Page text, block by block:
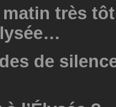
très
de